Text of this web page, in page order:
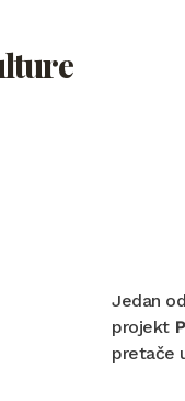
Jedan
projekt
pretače